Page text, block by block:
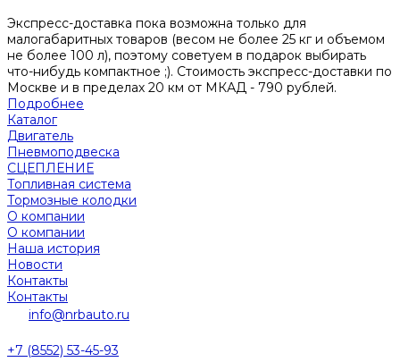
Экспресс-доставка пока возможна только для
малогабаритных товаров (весом не более 25 кг и объемом
не более 100 л), поэтому советуем в подарок выбирать
что-нибудь компактное ;). Стоимость экспресс-доставки по
Москве и в пределах 20 км от МКАД - 790 рублей.
Подробнее
Каталог
Двигатель
Пневмоподвеска
СЦЕПЛЕНИЕ
Топливная система
Тормозные колодки
О компании
О компании
Наша история
Новости
Контакты
Контакты
info@nrbauto.ru
+7 (8552) 53-45-93